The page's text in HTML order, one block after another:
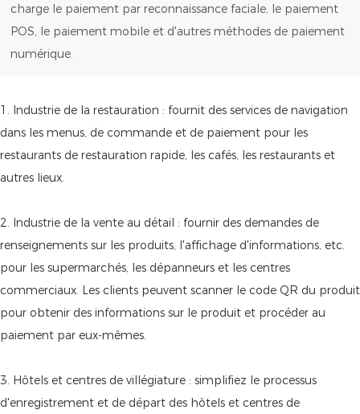
charge le paiement par reconnaissance faciale, le paiement
POS, le paiement mobile et d'autres méthodes de paiement
numérique.
1. Industrie de la restauration : fournit des services de navigation
dans les menus, de commande et de paiement pour les
restaurants de restauration rapide, les cafés, les restaurants et
autres lieux.
2. Industrie de la vente au détail : fournir des demandes de
renseignements sur les produits, l'affichage d'informations, etc.
pour les supermarchés, les dépanneurs et les centres
commerciaux. Les clients peuvent scanner le code QR du produit
pour obtenir des informations sur le produit et procéder au
paiement par eux-mêmes.
3. Hôtels et centres de villégiature : simplifiez le processus
d'enregistrement et de départ des hôtels et centres de